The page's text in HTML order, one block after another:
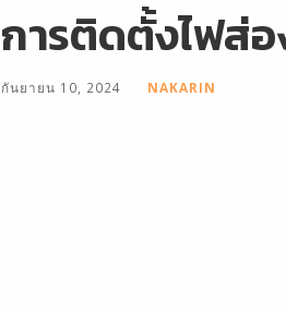
การติดตั้งไฟส่
กันยายน 10, 2024 NAKARIN